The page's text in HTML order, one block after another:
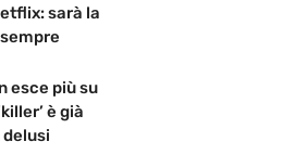
sarà la
esce più su
è già